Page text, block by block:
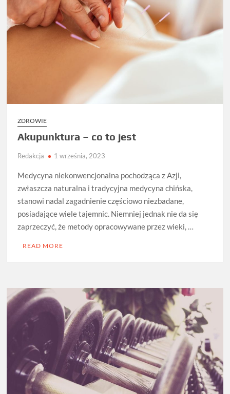
ZDROWIE
Akupunktura – co to jest
Redakcja 1 września, 2023
Medycyna niekonwencjonalna pochodząca z Azji,
zwłaszcza naturalna i tradycyjna medycyna chińska,
stanowi nadal zagadnienie częściowo niezbadane,
posiadające wiele tajemnic. Niemniej jednak nie da się
zaprzeczyć, że metody opracowywane przez wieki, …
READ MORE